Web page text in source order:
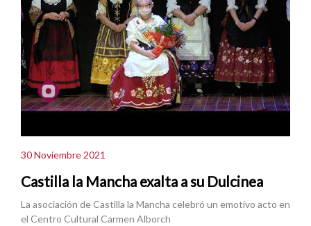
30 Noviembre 2021
Castilla la Mancha exalta a su Dulcinea
La asociación de Castilla la Mancha celebró un emotivo acto en
el Centro Cultural Carmen Alborch